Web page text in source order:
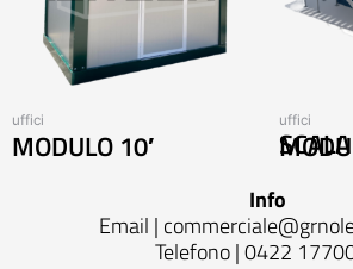
uffici
MODULO 10′
uffici
SCALA
Info
Email |
Telefono |0422